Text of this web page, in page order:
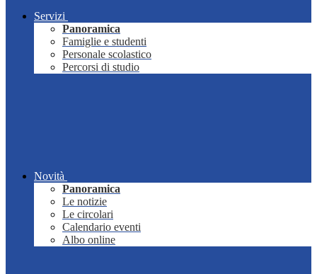
Servizi
Panoramica
Famiglie e studenti
Personale scolastico
Percorsi di studio
Novità
Panoramica
Le notizie
Le circolari
Calendario eventi
Albo online